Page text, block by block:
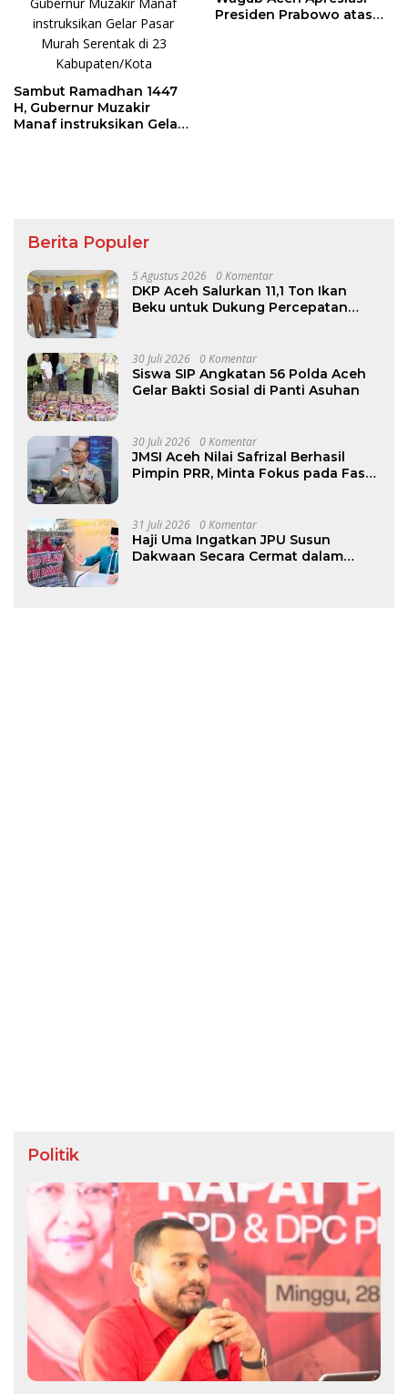
Sambut Ramadhan 1447
H, Gubernur Muzakir
Manaf instruksikan Gelar
Presiden Prabowo atas
Berita Populer
5 Agustus 2026 0 Komentar
DKP Aceh Salurkan 11,1 Ton Ikan
Beku untuk Dukung Percepatan
30 Juli 2026 0 Komentar
Siswa SIP Angkatan 56 Polda Aceh
Gelar Bakti Sosial di Panti Asuhan
30 Juli 2026 0 Komentar
JMSI Aceh Nilai Safrizal Berhasil
Pimpin PRR, Minta Fokus pada Fase
31 Juli 2026 0 Komentar
Haji Uma Ingatkan JPU Susun
Dakwaan Secara Cermat dalam
Politik